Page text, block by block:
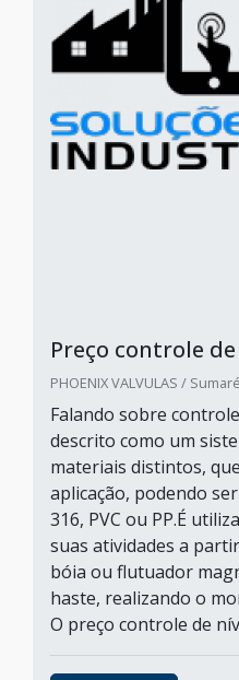
Preço controle
PHOENIX VALVULAS /
Falando sobre
descrito como um
materiais distintos,
aplicação, podendo ser
316, PVC ou PP.É
suas atividades a
bóia ou flutuador
haste, realizando o
O preço controle de